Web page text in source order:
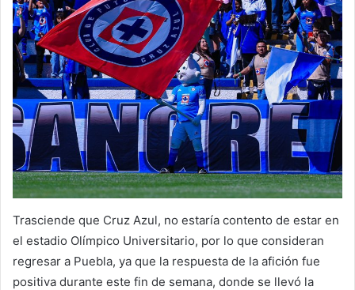
Trasciende que Cruz Azul, no estaría contento de estar en
el estadio Olímpico Universitario, por lo que consideran
regresar a Puebla, ya que la respuesta de la afición fue
positiva durante este fin de semana, donde se llevó la